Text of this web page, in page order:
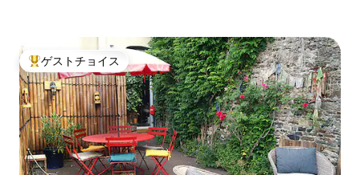
大好評のゲストチョイスです。
ゲストチョイス